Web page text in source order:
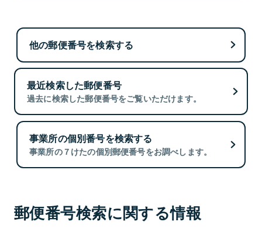
他の郵便番号を検索する
最近検索した郵便番号
過去に検索した郵便番号をご覧いただけます。
事業所の個別番号を検索する
事業所の７けたの個別郵便番号をお調べします。
郵便番号検索に関する情報